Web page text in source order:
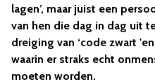
lagen’, maar juist een
van hen die dag in dag uit
dreiging van ‘code zwart
waarin er straks echt
moeten worden.